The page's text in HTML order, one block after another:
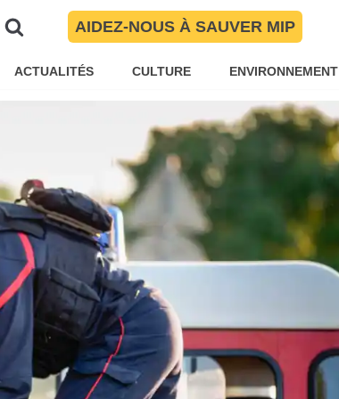
AIDEZ-NOUS À SAUVER MIP
ACTUALITÉS CULTURE ENVIRONNEMENT